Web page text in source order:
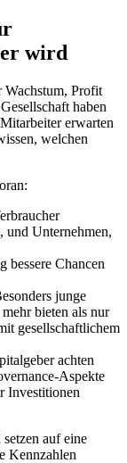
wird
Wachstum, Profit
haben
erwarten
welchen
und Unternehmen,
bessere Chancen
junge
bieten als nur
gesellschaftlichem
achten
Aspekte
Investitionen
auf eine
Kennzahlen